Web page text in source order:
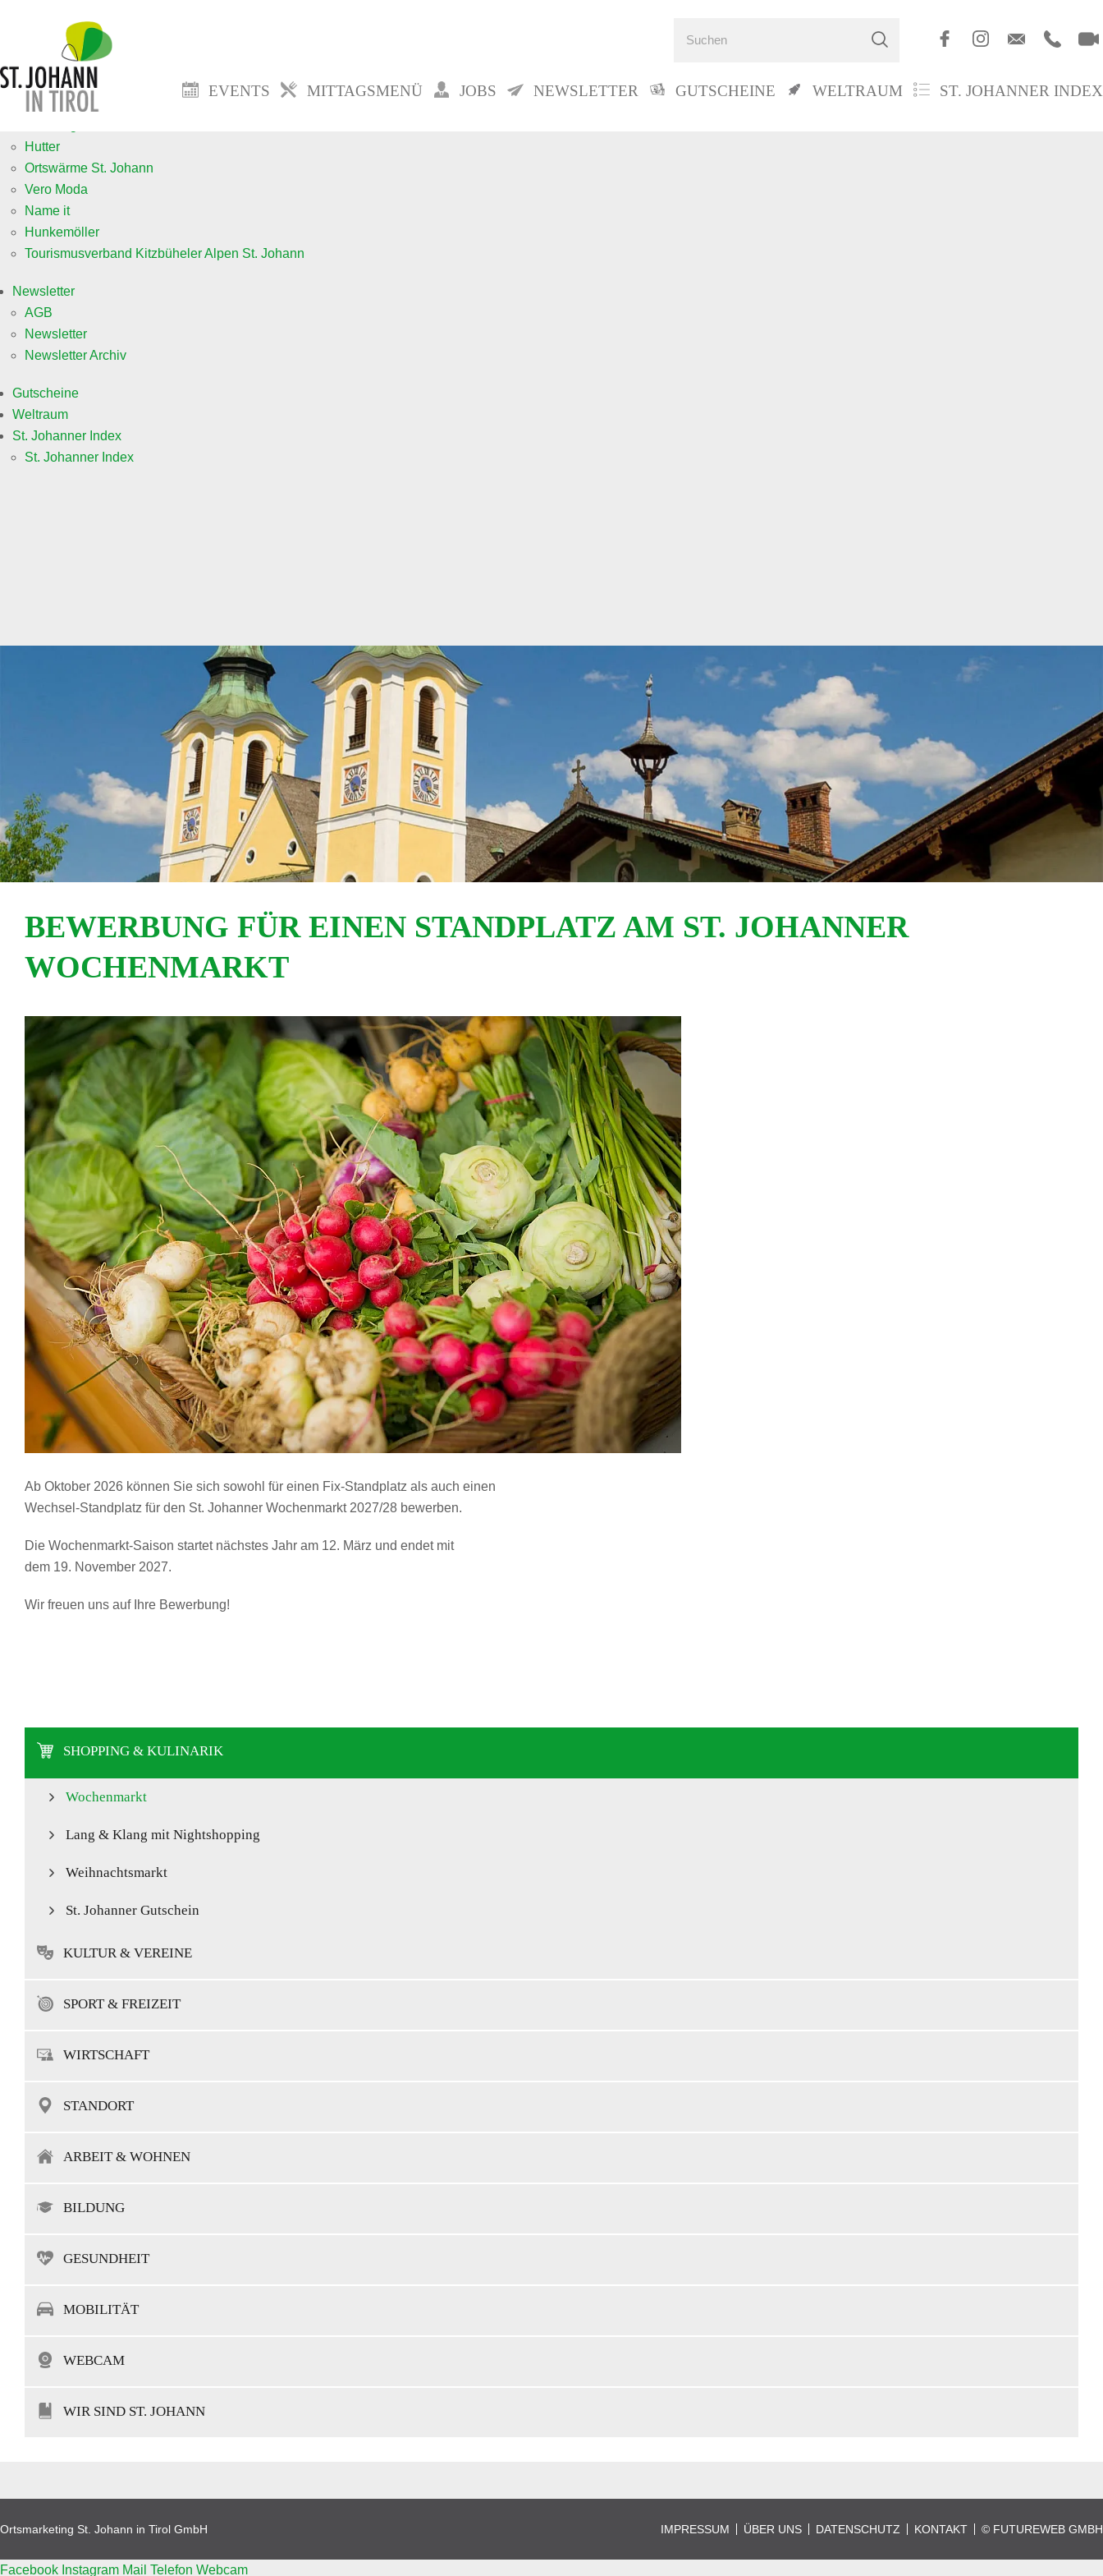
EVENTS MITTAGSMENÜ JOBS NEWSLETTER GUTSCHEINE WELTRAUM ST. JOHANNER INDEX
Veranstaltung anmelden neu
Mittagsmenü
Jobs
Hutter
Ortswärme St. Johann
Vero Moda
Name it
Hunkemöller
Tourismusverband Kitzbüheler Alpen St. Johann
Newsletter
AGB
Newsletter
Newsletter Archiv
Gutscheine
Weltraum
St. Johanner Index
St. Johanner Index
BEWERBUNG FÜR EINEN STANDPLATZ AM ST. JOHANNER
WOCHENMARKT
Ab Oktober 2026 können Sie sich sowohl für einen Fix-Standplatz als auch einen
Wechsel-Standplatz für den St. Johanner Wochenmarkt 2027/28 bewerben.
Die Wochenmarkt-Saison startet nächstes Jahr am 12. März und endet mit
dem 19. November 2027.
Wir freuen uns auf Ihre Bewerbung!
SHOPPING & KULINARIK
Wochenmarkt
Lang & Klang mit Nightshopping
Weihnachtsmarkt
St. Johanner Gutschein
KULTUR & VEREINE
SPORT & FREIZEIT
WIRTSCHAFT
STANDORT
ARBEIT & WOHNEN
BILDUNG
GESUNDHEIT
MOBILITÄT
WEBCAM
WIR SIND ST. JOHANN
Ortsmarketing St. Johann in Tirol GmbH IMPRESSUM ÜBER UNS DATENSCHUTZ KONTAKT © FUTUREWEB GMBH
Facebook Instagram Mail Telefon Webcam